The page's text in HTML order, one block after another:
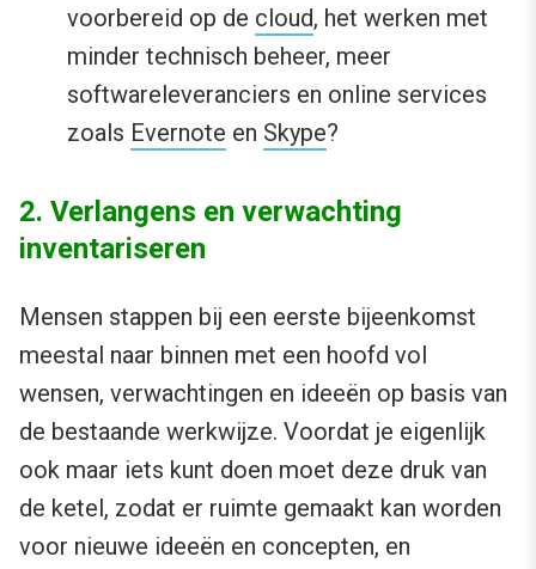
voorbereid op de cloud, het werken met
minder technisch beheer, meer
softwareleveranciers en online services
zoals Evernote en Skype?
2. Verlangens en verwachting
inventariseren
Mensen stappen bij een eerste bijeenkomst
meestal naar binnen met een hoofd vol
wensen, verwachtingen en ideeën op basis van
de bestaande werkwijze. Voordat je eigenlijk
ook maar iets kunt doen moet deze druk van
de ketel, zodat er ruimte gemaakt kan worden
voor nieuwe ideeën en concepten, en